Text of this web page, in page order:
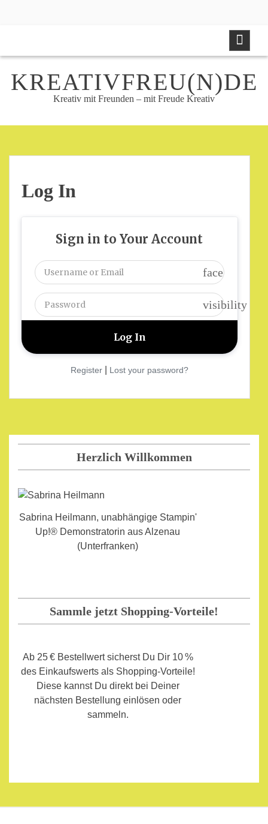
KREATIVFREU(N)DE
Kreativ mit Freunden – mit Freude Kreativ
Log In
Sign in to Your Account
face
visibility
Register Lost your password?
Herzlich Willkommen
Sabrina Heilmann, unabhängige Stampin'
Up!® Demonstratorin aus Alzenau
(Unterfranken)
Sammle jetzt Shopping-Vorteile!
Ab 25 € Bestellwert sicherst Du Dir 10 %
des Einkaufswerts als Shopping-Vorteile!
Diese kannst Du direkt bei Deiner
nächsten Bestellung einlösen oder
sammeln.